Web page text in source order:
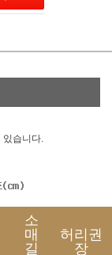
습니다.
소
매
길
허리권
장